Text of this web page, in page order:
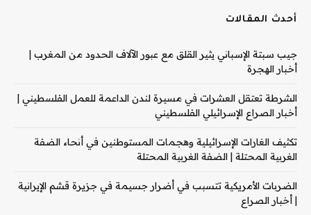
أحدث المقالات
جيب سبتة الإسباني يثير القلق مع عبور الآلاف الحدود من المغرب |
أخبار الهجرة
الشرطة تعتقل العشرات في مسيرة لندن الداعمة للعمل الفلسطيني |
أخبار الصراع الإسرائيلي الفلسطيني
تكثيف الغارات الإسرائيلية وهجمات المستوطنين في أنحاء الضفة
الغربية المحتلة | الضفة الغربية المحتلة
الضربات الأمريكية تتسبب في أضرار جسيمة في جزيرة قشم الإيرانية
| أخبار الصراع